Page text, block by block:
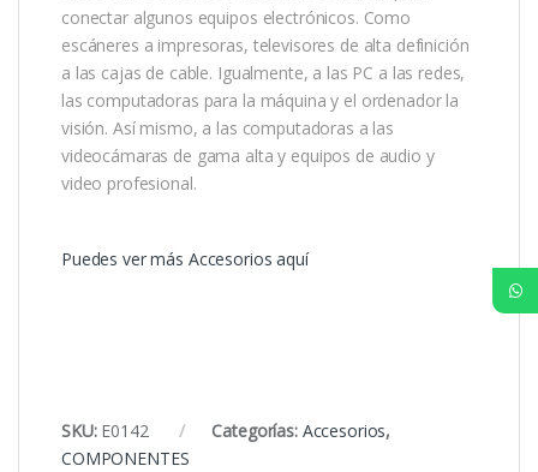
conectar algunos equipos electrónicos. Como
escáneres a impresoras, televisores de alta definición
a las cajas de cable. Igualmente, a las PC a las redes,
las computadoras para la máquina y el ordenador la
visión. Así mismo, a las computadoras a las
videocámaras de gama alta y equipos de audio y
video profesional.
Puedes ver más Accesorios aquí
SKU: E0142 Categorías: Accesorios,
COMPONENTES